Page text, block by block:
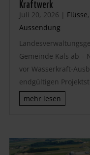
Juli 20, 2026 | Flüsse,
Aussendung
Gemeinde Kals ab –
vor Wasserkraft-
endgültigen
mehr lesen